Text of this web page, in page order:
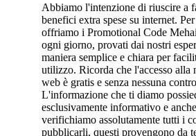
Abbiamo l'intenzione di riuscire a
benefici extra spese su internet.
offriamo i Promotional Code
ogni giorno, provati dai nostri
maniera semplice e chiara per
utilizzo. Ricorda che l'accesso alla
web è gratis e senza nessuna
L'informazione che ti diamo
esclusivamente informativo e
verifichiamo assolutamente tutti i
pubblicarli, questi provengono da